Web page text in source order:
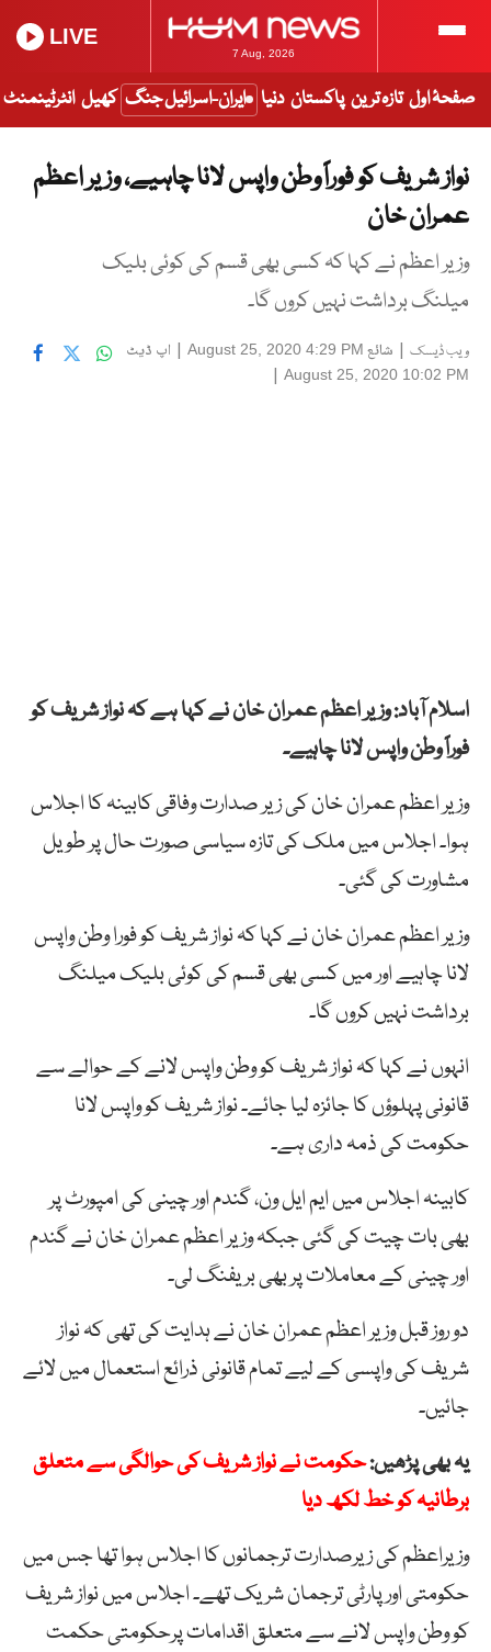
7 Aug, 2026
LIVE
صفحۂ اول تازہ ترین پاکستان دنیا ایران-اسرائیل جنگ کھیل انٹرٹینمنٹ
نواز شریف کو فوراً وطن واپس لانا چاہیے، وزیر اعظم
عمران خان
وزیر اعظم نے کہا کہ کسی بھی قسم کی کوئی بلیک
میلنگ برداشت نہیں کروں گا۔
ویب ڈیسک | شائع August 25, 2020 4:29 PM
| اپ ڈیٹ
August 25, 2020 10:02 PM
|
اسلام آباد: وزیر اعظم عمران خان نے کہا ہے کہ نواز شریف کو
فوراً وطن واپس لانا چاہیے۔
وزیر اعظم عمران خان کی زیر صدارت وفاقی کابینہ کا اجلاس
ہوا۔ اجلاس میں ملک کی تازہ سیاسی صورت حال پر طویل
مشاورت کی گئی۔
وزیر اعظم عمران خان نے کہا کہ نواز شریف کو فورا وطن واپس
لانا چاہیے اور میں کسی بھی قسم کی کوئی بلیک میلنگ
برداشت نہیں کروں گا۔
انہوں نے کہا کہ نواز شریف کو وطن واپس لانے کے حوالے سے
قانونی پہلوؤں کا جائزہ لیا جائے۔ نواز شریف کو واپس لانا
حکومت کی ذمہ داری ہے۔
کابینہ اجلاس میں ایم ایل ون، گندم اور چینی کی امپورٹ پر
بھی بات چیت کی گئی جبکہ وزیر اعظم عمران خان نے گندم
اور چینی کے معاملات پر بھی بریفنگ لی۔
دو روز قبل وزیر اعظم عمران خان نے ہدایت کی تھی کہ نواز
شریف کی واپسی کے لیے تمام قانونی ذرائع استعمال میں لائے
جائیں۔
یہ بھی پڑھیں:حکومت نے نواز شریف کی حوالگی سے متعلق
برطانیہ کو خط لکھ دیا
وزیراعظم کی زیرصدارت ترجمانوں کا اجلاس ہوا تھا جس میں
حکومتی اور پارٹی ترجمان شریک تھے۔ اجلاس میں نواز شریف
کو وطن واپس لانے سے متعلق اقدامات پرحکومتی حکمت